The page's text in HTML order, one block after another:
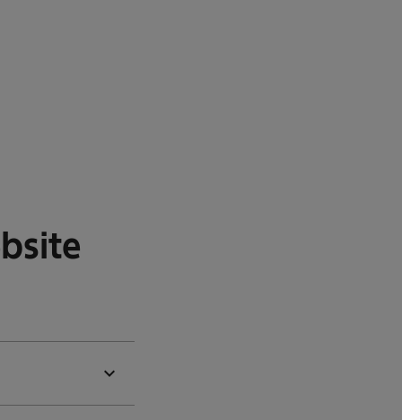
expand_more